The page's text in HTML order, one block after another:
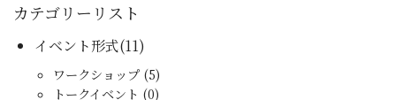
カテゴリーリスト
イベント形式(11)
ワークショップ (5)
トークイベント (0)